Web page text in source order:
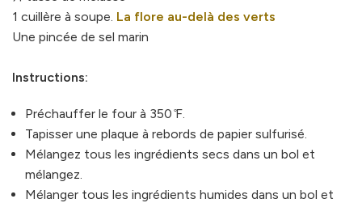
1 cuillère à soupe. La flore au-delà des verts
Une pincée de sel marin
Instructions:
Préchauffer le four à 350 ̊F.
Tapisser une plaque à rebords de papier sulfurisé.
Mélangez tous les ingrédients secs dans un bol et
mélangez.
Mélanger tous les ingrédients humides dans un bol et